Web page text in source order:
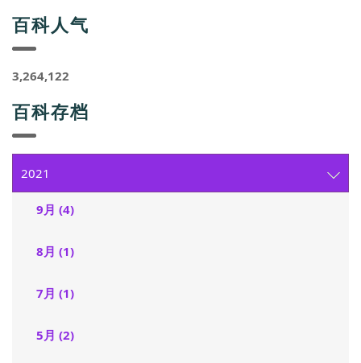
百科人气
3,264,122
百科存档
2021
9月 (4)
8月 (1)
7月 (1)
5月 (2)